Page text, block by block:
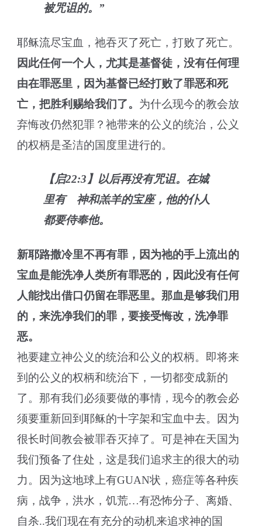
被咒诅的。”
耶稣流尽宝血，祂吞灭了死亡，打败了死亡。
因此任何一个人， 尤其是基督徒 ，没有任何理
由在罪恶里，因为基督已经打败了罪恶和死
亡 ，把胜利 赐给我们了。 为什么现今的教会放
弃悔改仍然犯罪？祂带来的公义的统治，公义
的权柄是圣洁的国度里进行的。
【启22:3】以后再没有咒诅。在城
里有 神和羔羊的宝座，他的仆人
都要侍奉他。
新耶路撒冷里不再有罪，因为祂的手上流出的
宝血是能洗净人类所有罪恶的，因此没有任何
人能找出借口仍留在罪恶里。那血是够我们 用
的，来洗净我们的罪，要接受悔改，洗净罪
恶。
祂要建立神公义的统治和公义的权柄。即将来
到的公义的权柄和统治下，一切都变成新的
了。那有我们必须要做的事情，现今的教会必
须要重新回到耶稣的十字架和宝血中去。因为
很长时间教会被罪吞灭掉了。可是神在天国为
我们预备了住处，这是我们追求主的很大的动
力。因为这地球上有GUAN状，癌症等各种疾
病，战争，洪水，饥荒…有恐怖分子、离婚、
自杀..我们现在有充分的动机来追求神的国